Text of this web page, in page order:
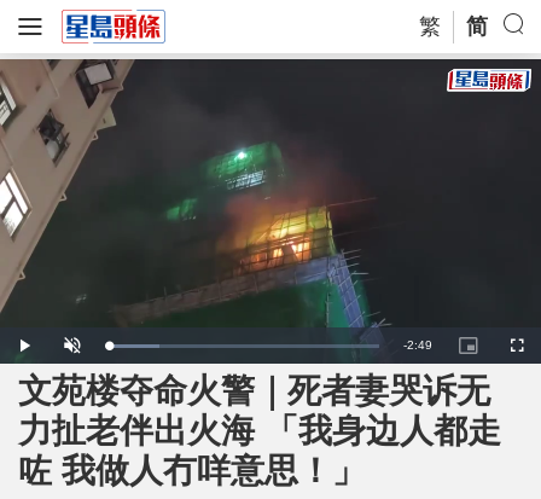
繁 简
P
l
a
y
U
n
m
u
t
e
L
o
a
d
e
d
:
1
8
7
9
R
-2:49
P
i
c
t
u
e
i
F
u
文苑楼夺命火警｜死者妻哭诉无
力扯老伴出火海 「我身边人都走
咗 我做人冇咩意思！」